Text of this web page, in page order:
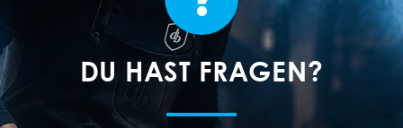
DU HAST FRAGEN?